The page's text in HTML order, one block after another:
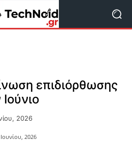
επιδιόρθωσης
2026
2026